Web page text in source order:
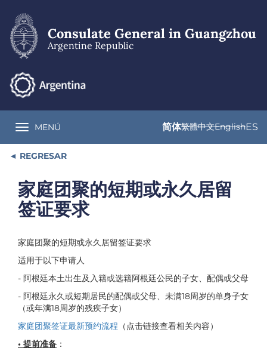
main
content
Consulate General in Guangzhou
Argentine Republic
Toggle navigation
MENÚ 简体繁體中文EnglishES
REGRESAR
家庭团聚的短期或永久居留
签证要求
家庭团聚的短期或永久居留签证要求
适用于以下申请人
- 阿根廷本土出生及入籍或选籍阿根廷公民的子女、配偶或父母
- 阿根廷永久或短期居民的配偶或父母、未满18周岁的单身子女
（或年满18周岁的残疾子女）
家庭团聚签证最新预约流程 （点击链接查看相关内容）
• 提前准备 ：